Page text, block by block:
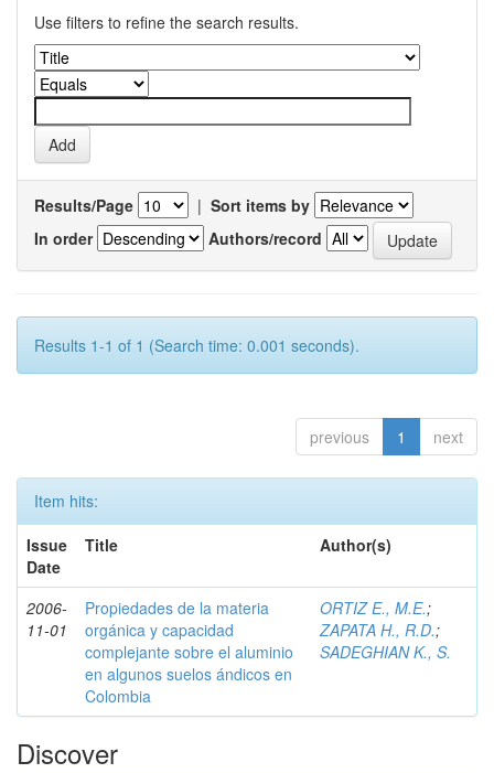
Use filters to refine the search results.
Results/Page | Sort items by
In order
Authors/record
Results 1-1 of 1 (Search time: 0.001 seconds).
previous 1 next
Item hits:
Issue
Date
Title Author(s)
2006-
11-01
Propiedades de la materia
orgánica y capacidad
complejante sobre el aluminio
en algunos suelos ándicos en
Colombia
ORTIZ E., M.E.;
ZAPATA H., R.D.;
SADEGHIAN K., S.
Discover